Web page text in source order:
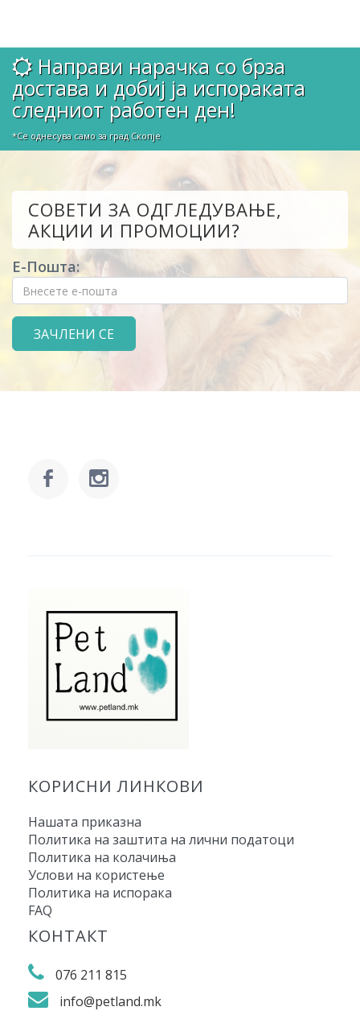
Направи нарачка со брза
достава и добиј ја испораката
следниот работен ден!
*Се однесува само за град Скопје
СОВЕТИ ЗА ОДГЛЕДУВАЊЕ,
АКЦИИ И ПРОМОЦИИ?
Е-Пошта:
КОРИСНИ ЛИНКОВИ
Нашата приказна
Политика на заштита на лични податоци
Политика на колачиња
Услови на користење
Политика на испорака
FAQ
КОНТАКТ
076 211 815
info@petland.mk